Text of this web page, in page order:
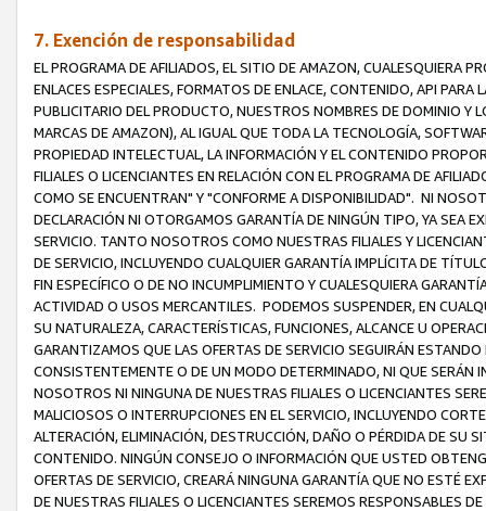
7. Exención de responsabilidad
EL PROGRAMA DE AFILIADOS, EL SITIO DE AMAZON, CUALESQUIERA
ENLACES ESPECIALES, FORMATOS DE ENLACE, CONTENIDO, API
PUBLICITARIO DEL PRODUCTO, NUESTROS NOMBRES DE DOMINIO Y
MARCAS DE AMAZON), AL IGUAL QUE TODA LA TECNOLOGÍA,
PROPIEDAD INTELECTUAL, LA INFORMACIÓN Y EL CONTENIDO
FILIALES O LICENCIANTES EN RELACIÓN CON EL PROGRAMA DE
COMO SE ENCUENTRAN" Y "CONFORME A DISPONIBILIDAD". NI
DECLARACIÓN NI OTORGAMOS GARANTÍA DE NINGÚN TIPO, YA SEA
SERVICIO. TANTO NOSOTROS COMO NUESTRAS FILIALES Y
DE SERVICIO, INCLUYENDO CUALQUIER GARANTÍA IMPLÍCITA DE
FIN ESPECÍFICO O DE NO INCUMPLIMIENTO Y CUALESQUIERA
ACTIVIDAD O USOS MERCANTILES. PODEMOS SUSPENDER, EN
SU NATURALEZA, CARACTERÍSTICAS, FUNCIONES, ALCANCE U
GARANTIZAMOS QUE LAS OFERTAS DE SERVICIO SEGUIRÁN
CONSISTENTEMENTE O DE UN MODO DETERMINADO, NI QUE SERÁN
NOSOTROS NI NINGUNA DE NUESTRAS FILIALES O LICENCIANTES
MALICIOSOS O INTERRUPCIONES EN EL SERVICIO, INCLUYENDO
ALTERACIÓN, ELIMINACIÓN, DESTRUCCIÓN, DAÑO O PÉRDIDA DE SU
CONTENIDO. NINGÚN CONSEJO O INFORMACIÓN QUE USTED
OFERTAS DE SERVICIO, CREARÁ NINGUNA GARANTÍA QUE NO ESTÉ
DE NUESTRAS FILIALES O LICENCIANTES SEREMOS RESPONSABLES